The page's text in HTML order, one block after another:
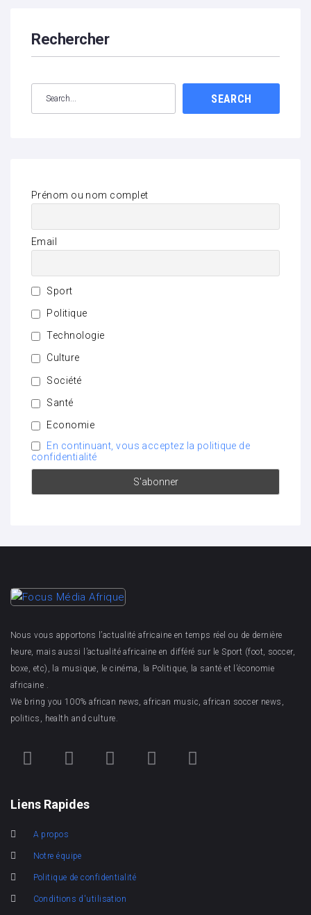
Rechercher
SEARCH
Prénom ou nom complet
Email
Sport
Politique
Technologie
Culture
Société
Santé
Economie
En continuant, vous acceptez la politique de
confidentialité
Nous vous apportons l’actualité africaine en temps réel ou de dernière
heure, mais aussi l’actualité africaine en différé sur le Sport (foot, soccer,
boxe, etc), la musique, le cinéma, la Politique, la santé et l’économie
africaine .
We bring you 100% african news, african music, african soccer news,
politics, health and culture.
Liens Rapides
A propos
Notre équipe
Politique de confidentialité
Conditions d'utilisation